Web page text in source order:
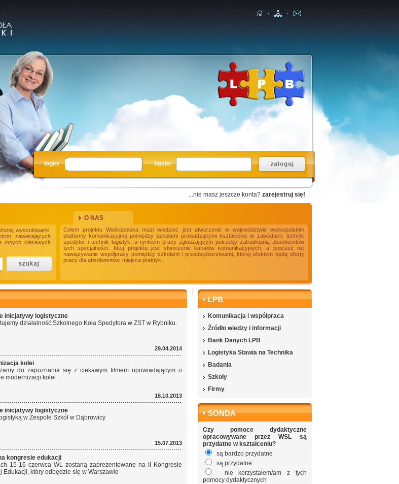
login: hasło:
...nie masz jeszcze konta? zarejestruj się!
wyszukiwarki.
zawierających
innych ciekawych
O NAS
Celem projektu Wielkopolska musi wiedzieć jest utworzenie w województwie wielkopolskim
platformy komunikacyjnej pomiędzy szkołami prowadzącymi kształcenie w zawodach: technik
spedytor i technik logistyk, a rynkiem pracy zgłaszającym potrzeby zatrudniania absolwentów
tych specjalności. Ideą projektu jest stworzenie kanałów komunikacyjnych, a poprzez nie
nawiązywanie współpracy pomiędzy szkołami i przedsiębiorstwami, której efektem będą oferty
pracy dla absolwentów, miejsca praktyk..
inicjatywy logistyczne
działalność Szkolnego Koła Spedytora w ZST w Rybniku.
29.04.2014
kolei
do zapoznania się z ciekawym filmem opowiadającym o
modernizacji kolei
18.10.2013
inicjatywy logistyczne
w Zespole Szkół w Dąbrowicy
15.07.2013
kongresie edukacji
15-16 czerwca WL zostaną zaprezentowane na II Kongresie
Edukacji, który odbędzie się w Warszawie
LPB
Komunikacja i współpraca
Źródło wiedzy i informacji
Bank Danych LPB
Logistyka Stawia na Technika
Badania
Szkoły
Firmy
SONDA
Czy pomoce dydaktyczne
opracowywane przez WSL są
przydatne w kształceniu?
są bardzo przydatne
są przydatne
nie korzystałem/am z tych
pomocy dydaktycznych